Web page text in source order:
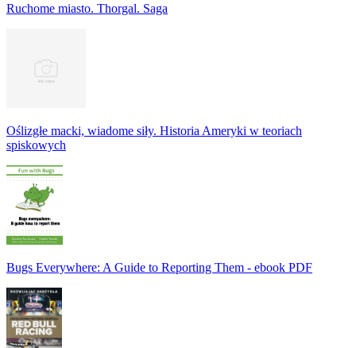
Ruchome miasto. Thorgal. Saga
Oślizgłe macki, wiadome siły. Historia Ameryki w teoriach
spiskowych
Bugs Everywhere: A Guide to Reporting Them - ebook PDF